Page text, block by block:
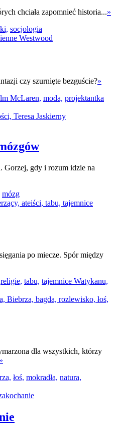
chciała zapomnieć historia...»
socjologia
czy szurnięte bezguście?»
McLaren, moda, projektantka
Gorzej, gdy i rozum idzie na
mózg
po miecze. Spór między
religie, tabu, tajemnice Watykanu,
dla wszystkich, którzy
»
łoś, mokradła, natura,